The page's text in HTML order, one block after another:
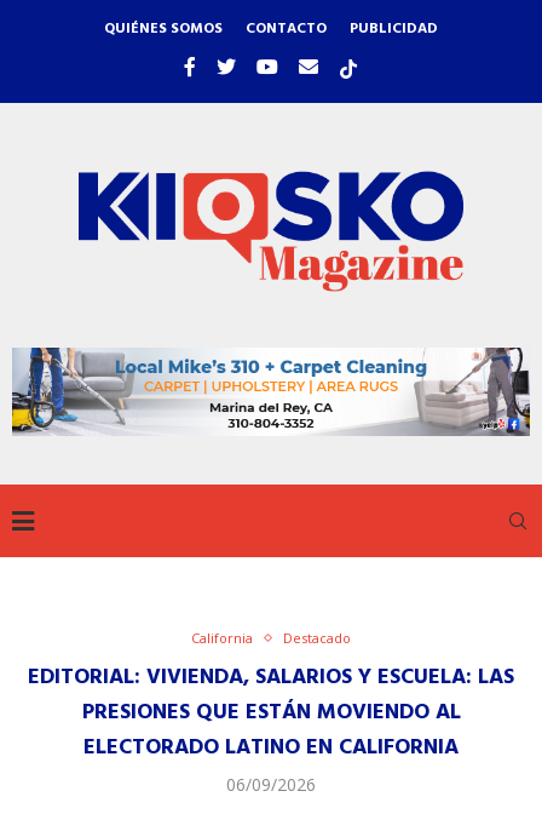
QUIÉNES SOMOS CONTACTO PUBLICIDAD
California Destacado
EDITORIAL: VIVIENDA, SALARIOS Y ESCUELA: LAS
PRESIONES QUE ESTÁN MOVIENDO AL
ELECTORADO LATINO EN CALIFORNIA
06/09/2026